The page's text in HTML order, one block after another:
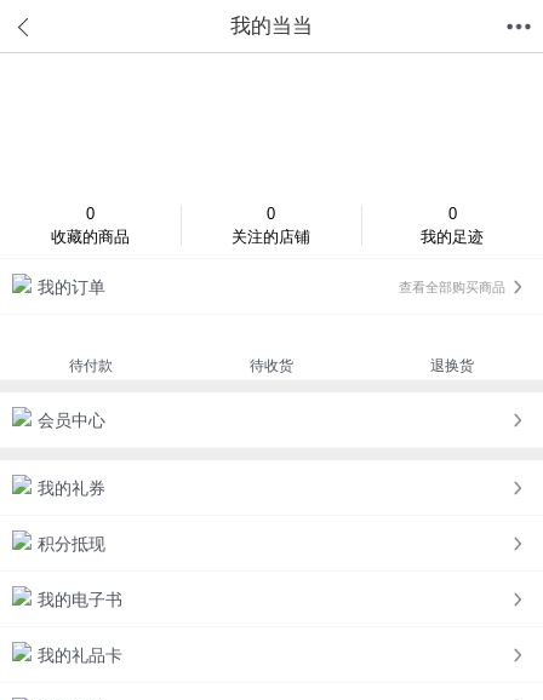
我的当当
0
收藏的商品
0
关注的店铺
0
我的足迹
我的订单 查看全部购买商品
待付款 待收货 退换货
会员中心
我的礼券
积分抵现
我的电子书
我的礼品卡